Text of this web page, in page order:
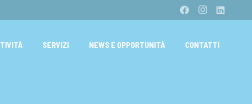
SERVIZI NEWS E OPPORTUNITÀ CONTATTI